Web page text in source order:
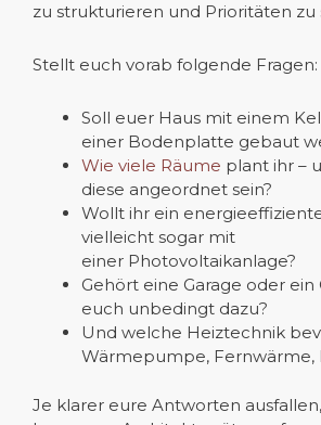
zu strukturieren und Prioritäten zu
Stellt euch vorab folgende Fragen:
Soll euer Haus mit einem
einer Bodenplatte gebaut
Wie viele Räume plant ihr –
diese angeordnet sein?
Wollt ihr ein
vielleicht sogar mit
einer Photovoltaikanlage?
Gehört eine Garage oder
euch unbedingt dazu?
Und welche Heiztechnik
Wärmepumpe, Fernwärme,
Je klarer eure Antworten